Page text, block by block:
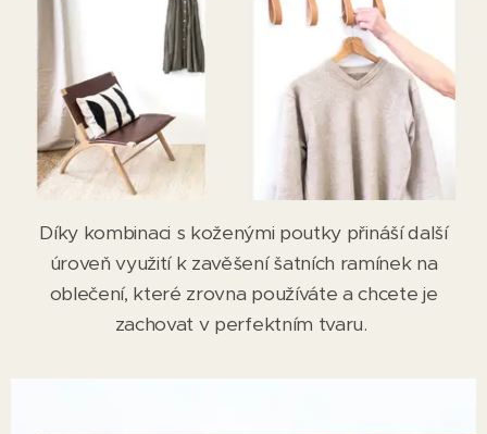
Díky kombinaci s koženými poutky přináší další
úroveň využití k zavěšení šatních ramínek na
oblečení, které zrovna používáte a chcete je
zachovat v perfektním tvaru.